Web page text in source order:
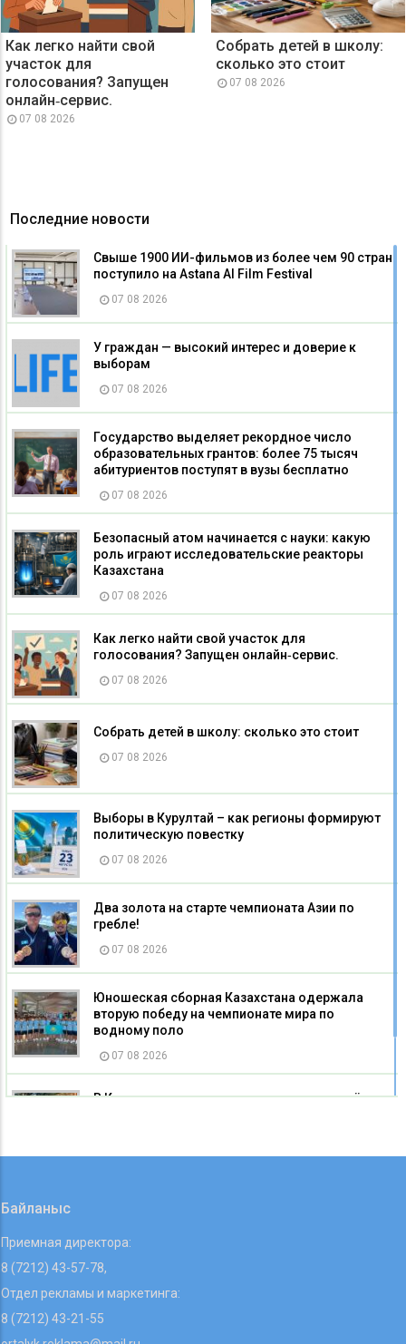
Как легко найти свой
участок для
голосования? Запущен
онлайн‑сервис.
07 08 2026
Собрать детей в школу:
сколько это стоит
07 08 2026
Последние новости
Свыше 1900 ИИ-фильмов из более чем 90 стран
поступило на Astana AI Film Festival
07 08 2026
У граждан — высокий интерес и доверие к
выборам
07 08 2026
Государство выделяет рекордное число
образовательных грантов: более 75 тысяч
абитуриентов поступят в вузы бесплатно
07 08 2026
Безопасный атом начинается с науки: какую
роль играют исследовательские реакторы
Казахстана
07 08 2026
Как легко найти свой участок для
голосования? Запущен онлайн‑сервис.
07 08 2026
Собрать детей в школу: сколько это стоит
07 08 2026
Выборы в Курултай – как регионы формируют
политическую повестку
07 08 2026
Два золота на старте чемпионата Азии по
гребле!
07 08 2026
Юношеская сборная Казахстана одержала
вторую победу на чемпионате мира по
водному поло
07 08 2026
В Карагандинском зоопарке родился детёныш
Байланыс
Приемная директора:
8 (7212) 43-57-78,
Отдел рекламы и маркетинга:
8 (7212) 43-21-55